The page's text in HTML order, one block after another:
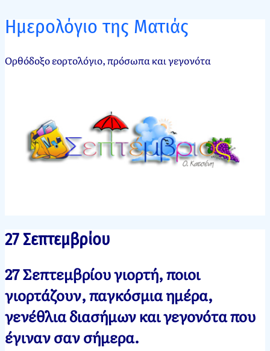
Ημερολόγιο της Ματιάς
Ορθόδοξο εορτολόγιο, πρόσωπα και γεγονότα
27 Σεπτεμβρίου
Νεκτάριος
Παπασπύρου
Σεπτεμβρίου,
201227
Σεπτεμβρίου,
2024
27 Σεπτεμβρίου γιορτή, ποιοι
γιορτάζουν, παγκόσμια ημέρα,
γενέθλια διασήμων και γεγονότα που
έγιναν σαν σήμερα.